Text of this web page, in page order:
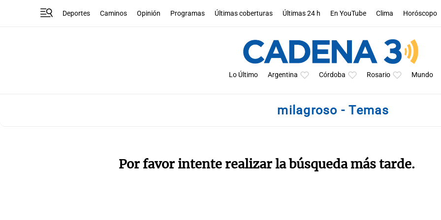
Deportes Caminos Opinión Programas Últimas coberturas Últimas 24 h En YouTube Clima Horóscopo
Lo Último Argentina Córdoba Rosario Mundo
milagroso - Temas
Por favor intente realizar la búsqueda más tarde.